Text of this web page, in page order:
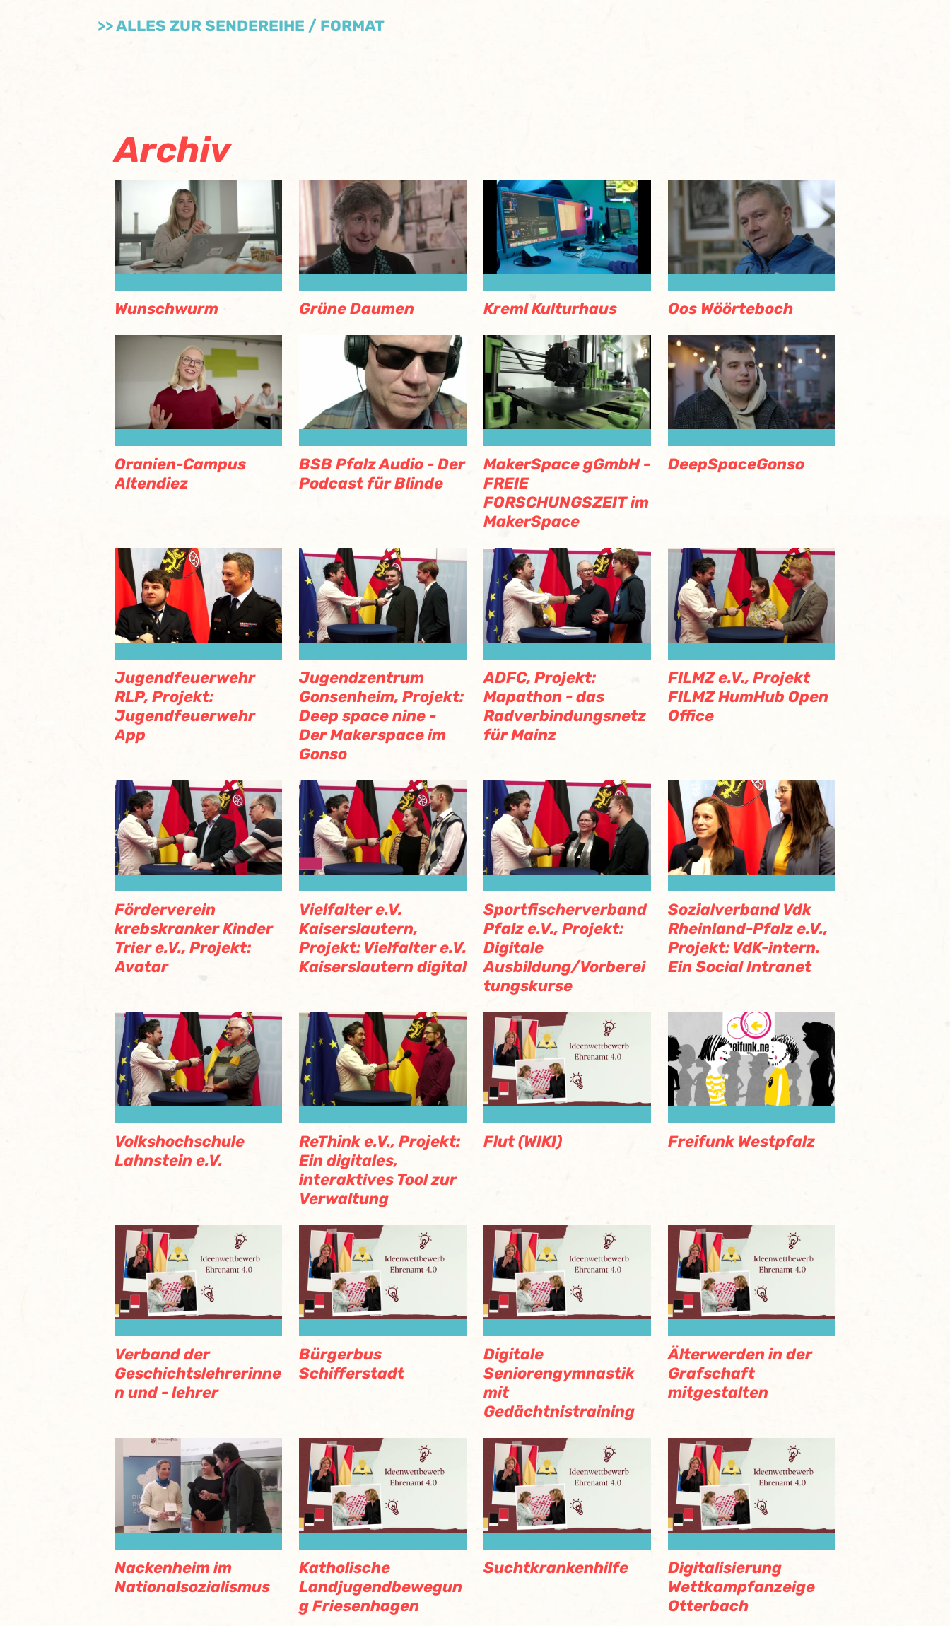
>> ALLES ZUR SENDEREIHE / FORMAT
Archiv
Wunschwurm Grüne Daumen Kreml Kulturhaus Oos Wöörteboch
Oranien-Campus
Altendiez
BSB Pfalz Audio - Der
Podcast für Blinde
MakerSpace gGmbH -
FREIE
FORSCHUNGSZEIT im
MakerSpace
DeepSpaceGonso
Jugendfeuerwehr
RLP, Projekt:
Jugendfeuerwehr
App
Jugendzentrum
Gonsenheim, Projekt:
Deep space nine -
Der Makerspace im
Gonso
ADFC, Projekt:
Mapathon - das
Radverbindungsnetz
für Mainz
FILMZ e.V., Projekt
FILMZ HumHub Open
Office
Förderverein
krebskranker Kinder
Trier e.V., Projekt:
Avatar
Vielfalter e.V.
Kaiserslautern,
Projekt: Vielfalter e.V.
Kaiserslautern digital
Sportfischerverband
Pfalz e.V., Projekt:
Digitale
Ausbildung/Vorberei
tungskurse
Sozialverband Vdk
Rheinland-Pfalz e.V.,
Projekt: VdK-intern.
Ein Social Intranet
Volkshochschule
Lahnstein e.V.
ReThink e.V., Projekt:
Ein digitales,
interaktives Tool zur
Verwaltung
Flut (WIKI) Freifunk Westpfalz
Verband der
Geschichtslehrerinne
n und - lehrer
Bürgerbus
Schifferstadt
Digitale
Seniorengymnastik
mit
Gedächtnistraining
Älterwerden in der
Grafschaft
mitgestalten
Nackenheim im
Nationalsozialismus
Katholische
Landjugendbewegun
g Friesenhagen
Suchtkrankenhilfe
Digitalisierung
Wettkampfanzeige
Otterbach